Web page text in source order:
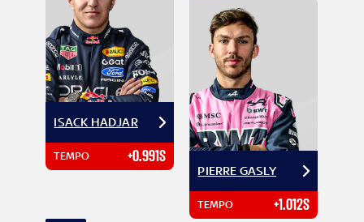
ISACK HADJAR
TEMPO +0.991S
PIERRE GASLY
TEMPO +1.012S